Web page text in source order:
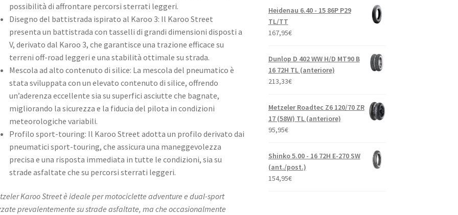
possibilità di affrontare percorsi sterrati leggeri.
Disegno del battistrada ispirato al Karoo 3: Il Karoo Street
presenta un battistrada con tasselli di grandi dimensioni disposti a
V, derivato dal Karoo 3, che garantisce una trazione efficace su
terreni off-road leggeri e una stabilità ottimale su strada. ​
Mescola ad alto contenuto di silice: La mescola del pneumatico è
stata sviluppata con un elevato contenuto di silice, offrendo
un’aderenza eccellente sia su superfici asciutte che bagnate,
migliorando la sicurezza e la fiducia del pilota in condizioni
meteorologiche variabili. ​
Profilo sport-touring: Il Karoo Street adotta un profilo derivato dai
pneumatici sport-touring, che assicura una maneggevolezza
precisa e una risposta immediata in tutte le condizioni, sia su
strade asfaltate che su percorsi sterrati leggeri. ​
Karoo Street è ideale per motociclette adventure e dual-sport
prevalentemente su strade asfaltate, ma che occasionalmente
Heidenau 6.40 - 15 86P P29
TL/TT
167,95€
Dunlop D 402 WW H/D MT90 B
16 72H TL (anteriore)
213,33€
Metzeler Roadtec Z6 120/70 ZR
17 (58W) TL (anteriore)
95,95€
Shinko 5.00 - 16 72H E-270 SW
(ant./post.)
154,95€